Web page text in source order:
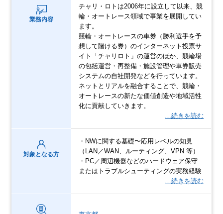
業務内容
チャリ・ロトは2006年に設立して以来、競
輪・オートレース領域で事業を展開してい
ます。
競輪・オートレースの車券（勝利選手を予
想して賭ける券）のインターネット投票サ
イト「チャリロト」の運営のほか、競輪場
の包括運営・再整備・施設管理や車券販売
システムの自社開発などを行っています。
ネットとリアルを融合することで、競輪・
オートレースの新たな価値創造や地域活性
化に貢献していきます。
…続きを読む
対象となる方
・NWに関する基礎〜応用レベルの知見
（LAN／WAN、ルーティング、VPN 等）
・PC／周辺機器などのハードウェア保守
またはトラブルシューティングの実務経験
…続きを読む